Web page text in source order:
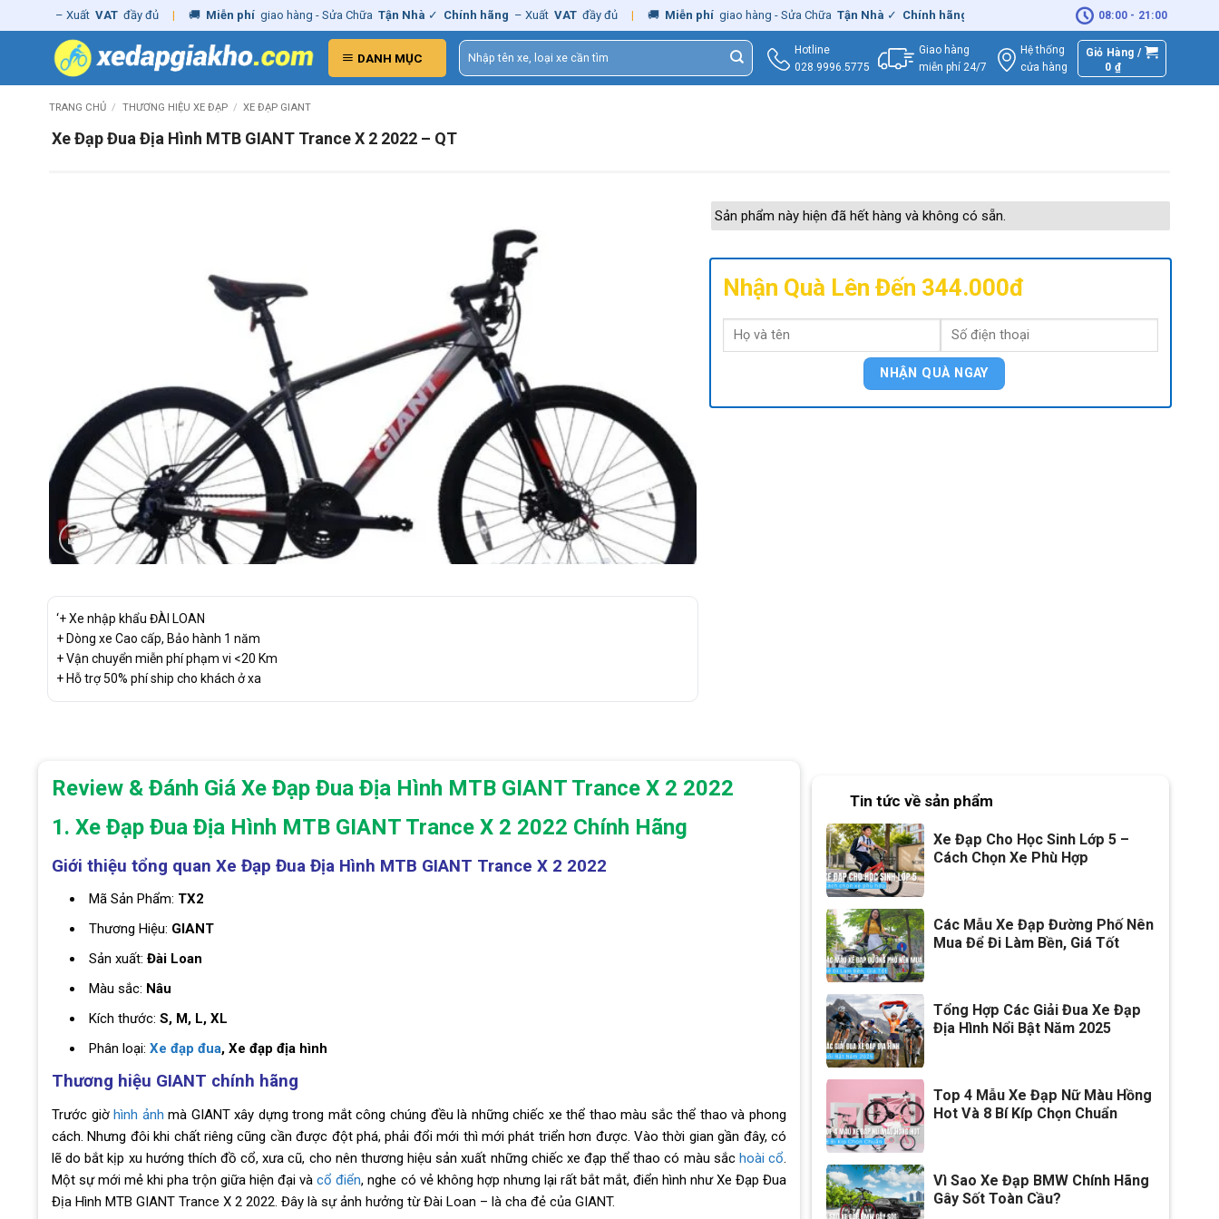
to
– Xuất VAT đầy đủ | 🚚 Miễn phí giao hàng - Sửa Chữa Tận Nhà ✓ Chính hãng – Xuất VAT đầy đủ | 🚚 Miễn phí giao hàng - Sửa Chữa Tận Nhà ✓ Chính hãng – Xuất 🚚 Miễn phí giao hàng -
08:00 - 21:00
DANH MỤC
Tìm
kiếm:
Hotline
028.9996.5775
Giao hàng
miễn phí 24/7
Hệ thống
cửa hàng
Giỏ Hàng /
0₫
TRANG CHỦ / THƯƠNG HIỆU XE ĐẠP / XE ĐẠP GIANT
Xe Đạp Đua Địa Hình MTB GIANT Trance X 2 2022 – QT
‘+ Xe nhập khẩu ĐÀI LOAN
+ Dòng xe Cao cấp, Bảo hành 1 năm
+ Vận chuyển miễn phí phạm vi <20 Km
+ Hỗ trợ 50% phí ship cho khách ở xa
Sản phẩm này hiện đã hết hàng và không có sẵn.
Nhận Quà Lên Đến 344.000đ
Review & Đánh Giá Xe Đạp Đua Địa Hình MTB GIANT Trance X 2 2022
1. Xe Đạp Đua Địa Hình MTB GIANT Trance X 2 2022 Chính Hãng
Giới thiệu tổng quan Xe Đạp Đua Địa Hình MTB GIANT Trance X 2 2022
Mã Sản Phẩm: TX2
Thương Hiệu: GIANT
Sản xuất: Đài Loan
Màu sắc: Nâu
Kích thước: S, M, L, XL
Phân loại: Xe đạp đua, Xe đạp địa hình
Thương hiệu GIANT chính hãng
Trước giờhình ảnh mà GIANT xây dựng trong mắtcông chúng đều là những chiếc xe thể thao màu sắc thể thao và phong
cách. Nhưng đôi khi chất riêng cũng cần được đột phá, phải đổi mới thì mới phát triển hơn được. Vào thời gian gần đây, có
lẽ do bắt kịp xu hướng thích đồ cổ, xưa cũ, cho nên thương hiệu sản xuất những chiếc xe đạp thể thao có màu sắc hoài cổ.
Một sự mới mẻ khi pha trộn giữa hiện đại vàcổ điển, nghe có vẻ không hợp nhưng lại rất bắt mắt, điển hình như Xe Đạp Đua
Địa Hình MTB GIANT Trance X 2 2022. Đây là sự ảnh hưởng từ Đài Loan – là cha đẻ của GIANT.
Tin tức về sản phẩm
Xe Đạp Cho Học Sinh Lớp 5 –
Cách Chọn Xe Phù Hợp
Các Mẫu Xe Đạp Đường Phố Nên
Mua Để Đi Làm Bền, Giá Tốt
Tổng Hợp Các Giải Đua Xe Đạp
Địa Hình Nổi Bật Năm 2025
Top 4 Mẫu Xe Đạp Nữ Màu Hồng
Hot Và 8 Bí Kíp Chọn Chuẩn
Vì Sao Xe Đạp BMW Chính Hãng
Gây Sốt Toàn Cầu?